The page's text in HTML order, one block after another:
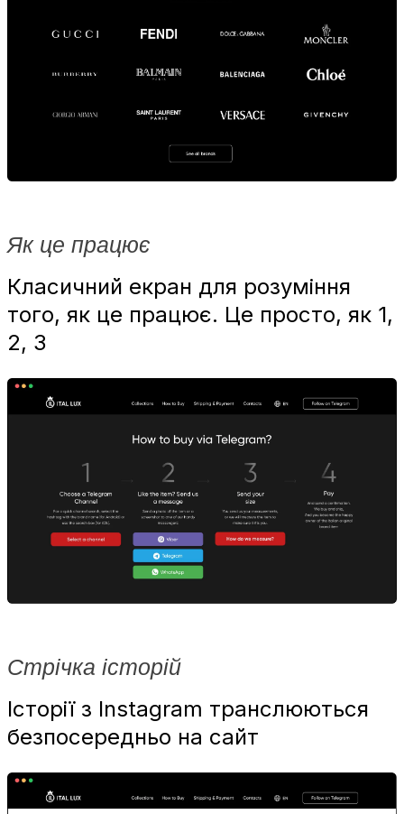
Як це працює
Класичний екран для розуміння
того, як це працює. Це просто, як 1,
2, 3
Стрічка історій
Історії з Instagram транслюються
безпосередньо на сайт